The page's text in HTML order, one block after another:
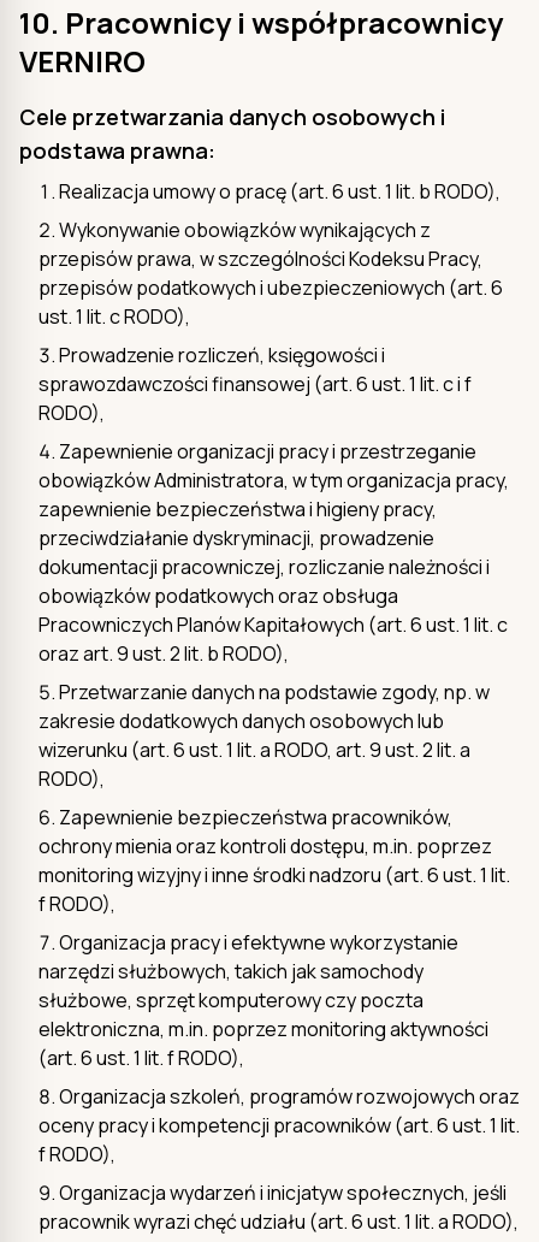
10. Pracownicy i współpracownicy
VERNIRO
Cele przetwarzania danych osobowych i
podstawa prawna:
Realizacja umowy o pracę (art. 6 ust. 1 lit. b RODO),
Wykonywanie obowiązków wynikających z
przepisów prawa, w szczególności Kodeksu Pracy,
przepisów podatkowych i ubezpieczeniowych (art. 6
ust. 1 lit. c RODO),
Prowadzenie rozliczeń, księgowości i
sprawozdawczości finansowej (art. 6 ust. 1 lit. c i f
RODO),
Zapewnienie organizacji pracy i przestrzeganie
obowiązków Administratora, w tym organizacja pracy,
zapewnienie bezpieczeństwa i higieny pracy,
przeciwdziałanie dyskryminacji, prowadzenie
dokumentacji pracowniczej, rozliczanie należności i
obowiązków podatkowych oraz obsługa
Pracowniczych Planów Kapitałowych (art. 6 ust. 1 lit. c
oraz art. 9 ust. 2 lit. b RODO),
Przetwarzanie danych na podstawie zgody, np. w
zakresie dodatkowych danych osobowych lub
wizerunku (art. 6 ust. 1 lit. a RODO, art. 9 ust. 2 lit. a
RODO),
Zapewnienie bezpieczeństwa pracowników,
ochrony mienia oraz kontroli dostępu, m.in. poprzez
monitoring wizyjny i inne środki nadzoru (art. 6 ust. 1 lit.
f RODO),
Organizacja pracy i efektywne wykorzystanie
narzędzi służbowych, takich jak samochody
służbowe, sprzęt komputerowy czy poczta
elektroniczna, m.in. poprzez monitoring aktywności
(art. 6 ust. 1 lit. f RODO),
Organizacja szkoleń, programów rozwojowych oraz
oceny pracy i kompetencji pracowników (art. 6 ust. 1 lit.
f RODO),
Organizacja wydarzeń i inicjatyw społecznych, jeśli
pracownik wyrazi chęć udziału (art. 6 ust. 1 lit. a RODO),